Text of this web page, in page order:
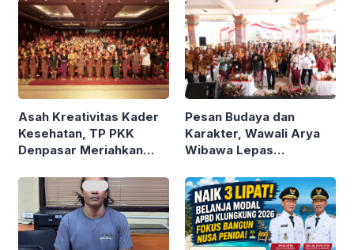
Asah Kreativitas Kader
Kesehatan, TP PKK
Denpasar Meriahkan
Pesan Budaya dan
Karakter, Wawali Arya
Wibawa Lepas
Denpasar ke Jamnas XII
Cibubur